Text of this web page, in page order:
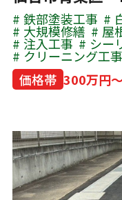
鉄部塗装工事
大規模修繕 屋
注入工事 シー
クリーニング工事
価格帯 300万円～